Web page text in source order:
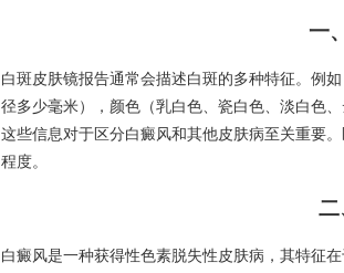
一
白斑皮肤镜报告通常会描述白斑的多种特征。例
径多少毫米），颜色（乳白色、瓷白色、淡白色
这些信息对于区分白癜风和其他皮肤病至关重要
程度。
二
白癜风是一种获得性色素脱失性皮肤病，其特征